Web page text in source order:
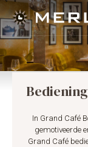
In Grand Café
gemotiveerde
Grand Café